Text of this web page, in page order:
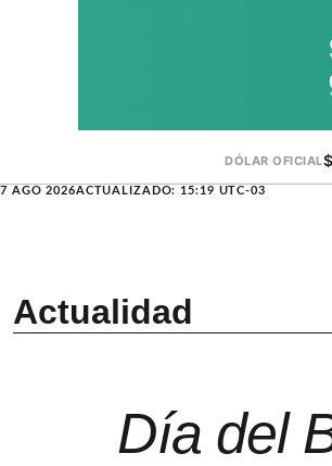
DÓLAR OFICIAL
7 AGO 2026ACTUALIZADO: 15:19 UTC-03
Actualidad
Día del